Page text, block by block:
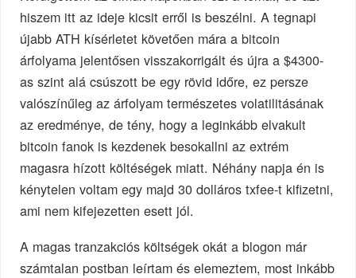
hiszem itt az ideje kicsit erről is beszélni. A tegnapi
újabb ATH kísérletet követően mára a bitcoin
árfolyama jelentősen visszakorrigált és újra a $4300-
as szint alá csúszott be egy rövid időre, ez persze
valószínűleg az árfolyam természetes volatilitásának
az eredménye, de tény, hogy a leginkább elvakult
bitcoin fanok is kezdenek besokallni az extrém
magasra hízott költéségek miatt. Néhány napja én is
kénytelen voltam egy majd 30 dolláros txfee-t kifizetni,
ami nem kifejezetten esett jól.
A magas tranzakciós költségek okát a blogon már
számtalan postban leírtam és elemeztem, most inkább